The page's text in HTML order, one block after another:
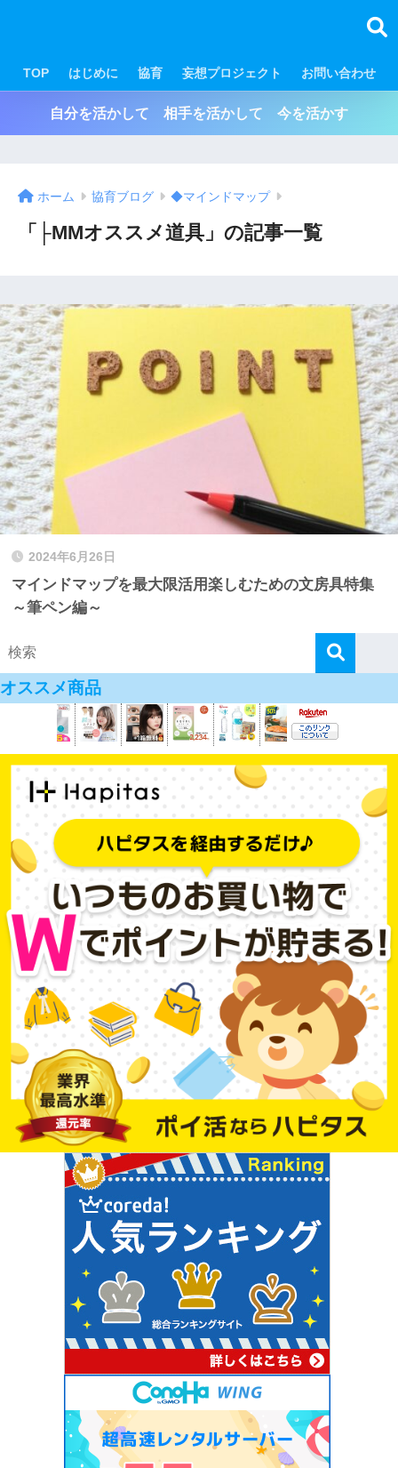
TOP はじめに 協育 妄想プロジェクト お問い合わせ
自分を活かして 相手を活かして 今を活かす
ホーム 協育ブログ ◆マインドマップ
「├MMオススメ道具」の記事一覧
2024年6月26日
マインドマップを最大限活用楽しむための文房具特集
～筆ペン編～
オススメ商品